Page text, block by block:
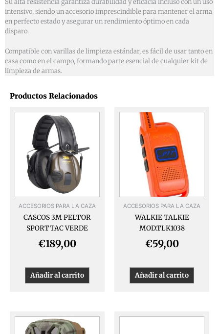
Su alta resistencia garantiza durabilidad y eficacia incluso con un uso
intensivo, siendo un accesorio imprescindible para mantener el arma
en perfecto estado y asegurar un rendimiento óptimo en cada
disparo.
Compatible con varillas de limpieza estándar, es fácil de usar tanto en
casa como en el campo, formando parte esencial de cualquier kit de
limpieza de armas.
Productos Relacionados
ACCESORIOS PARA LA CAZA
CASCOS 3M PELTOR
SPORTTAC VERDE
€189,00
Añadir al carrito
ACCESORIOS PARA LA CAZA
WALKIE TALKIE
MOD.TLK1038
€59,00
Añadir al carrito